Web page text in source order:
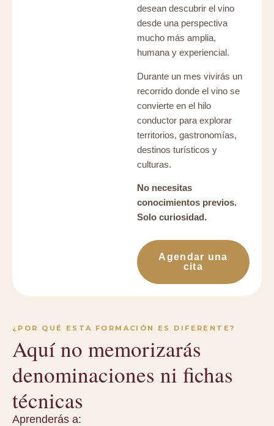
desean descubrir el vino
desde una perspectiva
mucho más amplia,
humana y experiencial.
Durante un mes vivirás un
recorrido donde el vino se
convierte en el hilo
conductor para explorar
territorios, gastronomías,
destinos turísticos y
culturas.
No necesitas
conocimientos previos.
Solo curiosidad.
Agendar una
cita
¿POR QUÉ ESTA FORMACIÓN ES DIFERENTE?
Aquí no memorizarás
denominaciones ni fichas
técnicas
Aprenderás a: